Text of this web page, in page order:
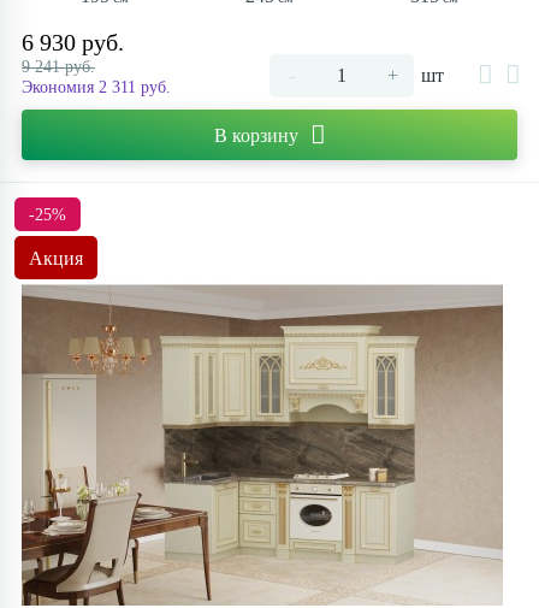
6 930 руб.
9 241 руб.
Экономия 2 311 руб.
- + шт
В корзину
-25%
Акция